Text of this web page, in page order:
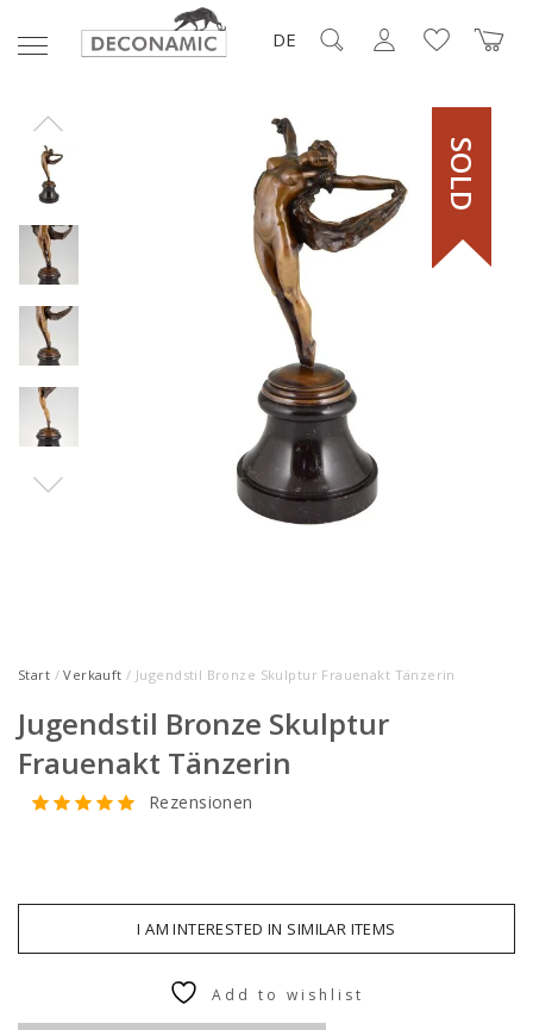
DE
SOLD
Start /Verkauft / Jugendstil Bronze Skulptur Frauenakt Tänzerin
Jugendstil Bronze Skulptur
Frauenakt Tänzerin
Rezensionen
I AM INTERESTED IN SIMILAR ITEMS
Add to wishlist